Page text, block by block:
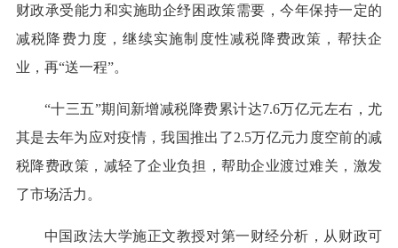
财政承受能力和实施助企纾困政策需要，今年保持一定的
减税降费力度，继续实施制度性减税降费政策，帮扶企
业，再“送一程”。
“十三五”期间新增减税降费累计达7.6万亿元左右，尤
其是去年为应对疫情，我国推出了2.5万亿元力度空前的减
税降费政策，减轻了企业负担，帮助企业渡过难关，激发
了市场活力。
中国政法大学施正文教授对第一财经分析，从财政可